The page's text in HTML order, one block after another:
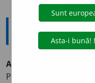
Explicative
ADMIRAT
Persoană care